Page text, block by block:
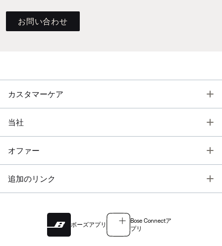
お問い合わせ
カスタマーケア
当社
オファー
追加のリンク
ボーズアプリ
Bose Connectア
プリ